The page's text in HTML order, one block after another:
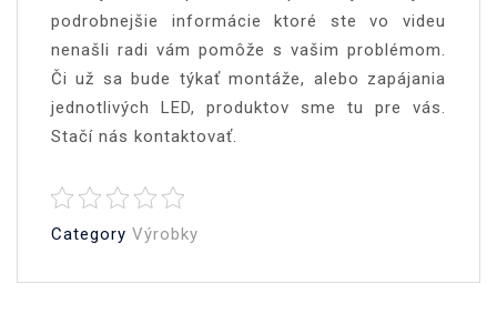
podrobnejšie informácie ktoré ste vo videu
nenašli radi vám pomôže s vašim problémom.
Či už sa bude týkať montáže, alebo zapájania
jednotlivých LED, produktov sme tu pre vás.
Stačí nás kontaktovať.
Category Výrobky